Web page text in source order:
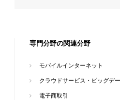
専門分野の関連分野
モバイルインターネット
クラウドサービス・ビッグデ
電子商取引